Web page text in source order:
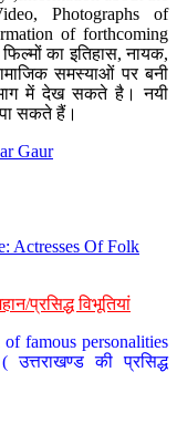
Photographs of
of forthcoming
का इतिहास, नायक,
समस्याओं पर बनी
में देख सकते है। नयी
पा सकते हैं।
Gaur
Actresses Of Folk
प्रसिद्ध विभूतियां
famous personalities
की प्रसिद्ध